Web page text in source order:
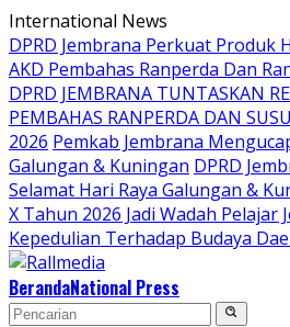
Langsung
ke
konten
International News
DPRD Jembrana Perkuat Produk
AKD Pembahas Ranperda Dan
DPRD JEMBRANA TUNTASKAN
PEMBAHAS RANPERDA DAN
2026 Pemkab Jembrana
Galungan & Kuningan DPRD
Selamat Hari Raya Galungan &
X Tahun 2026 Jadi Wadah Pelajar
Kepedulian Terhadap Budaya
BerandaNational Press